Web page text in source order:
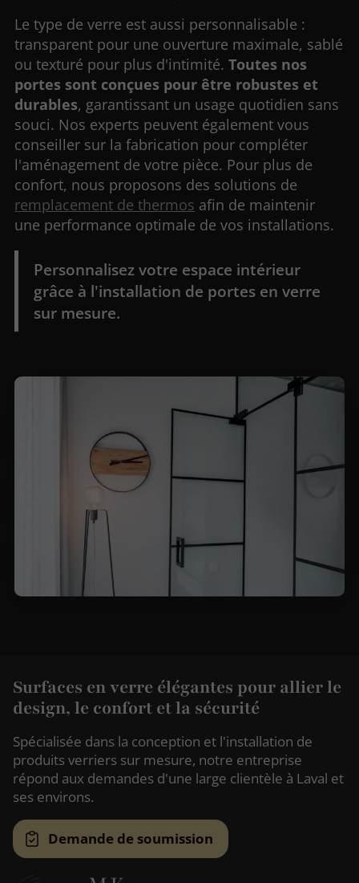
Le type de verre est aussi personnalisable :
transparent pour une ouverture maximale, sablé
ou texturé pour plus d'intimité.Toutes nos
portes sont conçues pour être robustes et
durables, garantissant un usage quotidien sans
souci. Nos experts peuvent également vous
conseiller sur la fabrication pour compléter
l'aménagement de votre pièce. Pour plus de
confort, nous proposons des solutions de
remplacement de thermos afin de maintenir
une performance optimale de vos installations.
Personnalisez votre espace intérieur
grâce à l'installation de portes en verre
sur mesure.
Surfaces en verre élégantes pour allier le
design, le confort et la sécurité
Spécialisée dans la conception et l'installation de
produits verriers sur mesure, notre entreprise
répond aux demandes d'une large clientèle à Laval et
ses environs.
Demande de soumission